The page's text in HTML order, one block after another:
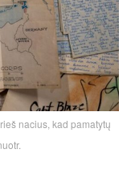
nacius, kad pamatytų